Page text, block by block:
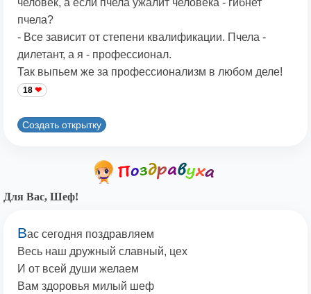
человек, а если пчела ужалит человека - гибнет
пчела?
- Все зависит от степени квалификации. Пчела -
дилетант, а я - профессионал.
Так выпьем же за профессионализм в любом деле!
18
Создать открытку
Для Вас, Шеф!
Вас сегодня поздравляем
Весь наш дружный славный, цех
И от всей души желаем
Вам здоровья милый шеф